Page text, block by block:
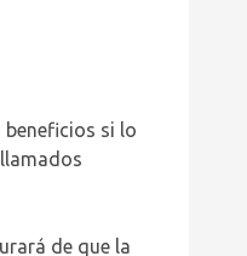
si lo
de que la